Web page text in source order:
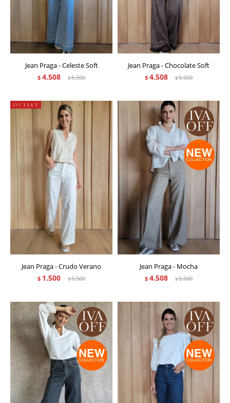
Jean Praga - Celeste Soft
$ 4.508 $5.500
Jean Praga - Chocolate Soft
$ 4.508 $5.500
Jean Praga - Crudo Verano
$ 1.500 $5.500
Jean Praga - Mocha
$ 4.508 $5.500